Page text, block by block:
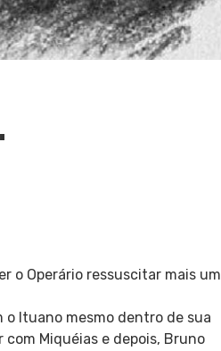
o Operário ressuscitar mais um
Ituano mesmo dentro de sua
Miquéias e depois, Bruno